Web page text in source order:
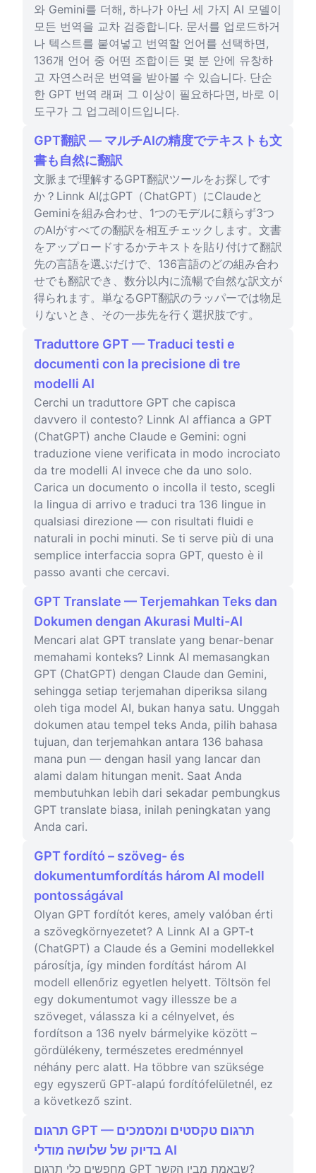
와 Gemini를 더해, 하나가 아닌 세 가지 AI 모델이
모든 번역을 교차 검증합니다. 문서를 업로드하거
나 텍스트를 붙여넣고 번역할 언어를 선택하면,
136개 언어 중 어떤 조합이든 몇 분 안에 유창하
고 자연스러운 번역을 받아볼 수 있습니다. 단순
한 GPT 번역 래퍼 그 이상이 필요하다면, 바로 이
도구가 그 업그레이드입니다.
GPT翻訳 — マルチAIの精度でテキストも文
書も自然に翻訳
文脈まで理解するGPT翻訳ツールをお探しです
か？Linnk AIはGPT（ChatGPT）にClaudeと
Geminiを組み合わせ、1つのモデルに頼らず3つ
のAIがすべての翻訳を相互チェックします。文書
をアップロードするかテキストを貼り付けて翻訳
先の言語を選ぶだけで、136言語のどの組み合わ
せでも翻訳でき、数分以内に流暢で自然な訳文が
得られます。単なるGPT翻訳のラッパーでは物足
りないとき、その一歩先を行く選択肢です。
Traduttore GPT — Traduci testi e
documenti con la precisione di tre
modelli AI
Cerchi un traduttore GPT che capisca
davvero il contesto? Linnk AI affianca a GPT
(ChatGPT) anche Claude e Gemini: ogni
traduzione viene verificata in modo incrociato
da tre modelli AI invece che da uno solo.
Carica un documento o incolla il testo, scegli
la lingua di arrivo e traduci tra 136 lingue in
qualsiasi direzione — con risultati fluidi e
naturali in pochi minuti. Se ti serve più di una
semplice interfaccia sopra GPT, questo è il
passo avanti che cercavi.
GPT Translate — Terjemahkan Teks dan
Dokumen dengan Akurasi Multi-AI
Mencari alat GPT translate yang benar-benar
memahami konteks? Linnk AI memasangkan
GPT (ChatGPT) dengan Claude dan Gemini,
sehingga setiap terjemahan diperiksa silang
oleh tiga model AI, bukan hanya satu. Unggah
dokumen atau tempel teks Anda, pilih bahasa
tujuan, dan terjemahkan antara 136 bahasa
mana pun — dengan hasil yang lancar dan
alami dalam hitungan menit. Saat Anda
membutuhkan lebih dari sekadar pembungkus
GPT translate biasa, inilah peningkatan yang
Anda cari.
GPT fordító – szöveg- és
dokumentumfordítás három AI modell
pontosságával
Olyan GPT fordítót keres, amely valóban érti
a szövegkörnyezetet? A Linnk AI a GPT-t
(ChatGPT) a Claude és a Gemini modellekkel
párosítja, így minden fordítást három AI
modell ellenőriz egyetlen helyett. Töltsön fel
egy dokumentumot vagy illessze be a
szöveget, válassza ki a célnyelvet, és
fordítson a 136 nyelv bármelyike között –
gördülékeny, természetes eredménnyel
néhány perc alatt. Ha többre van szüksége
egy egyszerű GPT-alapú fordítófelületnél, ez
a következő szint.
תרגום GPT — תרגום טקסטים ומסמכים
בדיוק של שלושה מודלי AI
מחפשים כלי תרגום GPT שבאמת מבין הקשר?